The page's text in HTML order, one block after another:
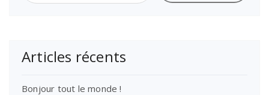
Articles récents
Bonjour tout le monde !